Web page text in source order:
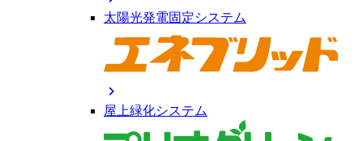
太陽光発電固定システム
chevron_right
屋上緑化システム